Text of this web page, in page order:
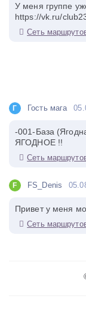
У меня группе
https://vk.ru/
Сеть
Г Гость мага
-001-База
ЯГОДНОЕ !!
Сеть
F FS_Denis
Привет у меня
Сеть